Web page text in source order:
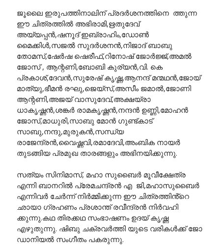
ജൂലൈ ഇരുപത്തിനാലിന് പ്രദർശനത്തിനെ ത്തുന്ന
ഈ ചിത്രത്തിൽ അഭിരാമി,ഋതുദേവ്
അയ്യപ്പൻ,ഷനൂദ് ഇബ്രാഹിം,ഡോൺ
മൈക്കിൾ,സജൽ സുദർശനൻ,നിജാദ് ബാബു
തോമസ്,ഷേർഷ ഷെരീഫ്,റിനോഷ് ജോർജ്ജ്,അമൽ
ജോസ് , ആന്റണി,ബോബി കുര്യൻ,വി. കെ
പ്രകാശ്,ദേവൻ,സുരേഷ് കൃഷ്ണ,ആനന്ദ് മന്മഥൻ,ജോയ്
മാത്യു,ഭീമൻ രഘു,ജെയ്സ്,അസീം ജമാൽ,ജോണി
ആന്റണി,അജയ് വാസുദേവ്,അക്ഷയ്രാ
ധാകൃഷ്ണൻ,ശങ്കർ രാമകൃഷ്ണൻ,നന്ദൻ ഉണ്ണി,മോഹൻ
ജോസ്,മാധുരി,സാബു മോൻ ഗുണ്ട്കാട്
സാബു,നന്ദു,മുരുകൻ,സന്ധ്യ
രാജേന്ദ്രൻ,വൈഷ്ണവി,രമാദേവി,അംബിക നായർ
തുടങ്ങിയ പ്രമുഖ താരങ്ങളും അഭിനയിക്കുന്നു.
സത്യം സിനിമാസ്, മഹാ സുബൈർ മൂവീക്ഷേത്ര
എന്നി ബാനറിൽ പ്രേമചന്ദ്രൻ എ ജി,മഹാസുബൈർ
എന്നിവർ ചേർന്ന് നിർമ്മിക്കുന്ന ഈ ചിത്രത്തിൻ്റെ
ഛായാ ഗ്രഹണം പ്രശാന്ത് രവീന്ദ്രൻ നിർവഹി
ക്കുന്നു.കഥ തിരക്കഥ സംഭാഷണം ഉദയ് കൃഷ്ണ
എഴുതുന്നു. ഷിബു ചക്രവർത്തി യുടെ വരികൾക്ക് ജോ
ഡാനിയൽ സംഗീതം പകരുന്നു.